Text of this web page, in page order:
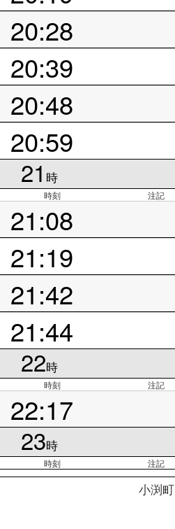
20:28
20:39
20:48
20:59
21 時
時刻 注記
21:08
21:19
21:42
21:44
22時
時刻 注記
22:17
23時
時刻 注記
小渕町